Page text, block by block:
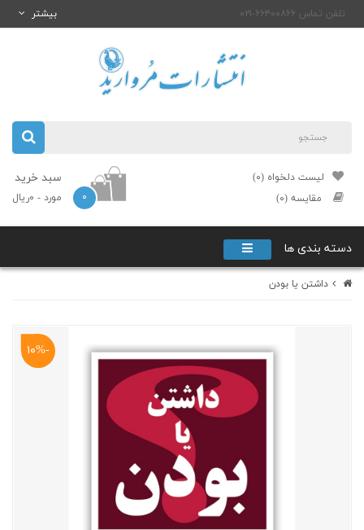
تلفن تماس ۶۶۴۰۰۸۶۶-۰۲۱ بیشتر
لیست دلخواه (۰)
مقایسه (۰)
سبد خرید
۰ مورد - ۰ریال
دسته بندی ها
داشتن یا بودن
-۱۰%